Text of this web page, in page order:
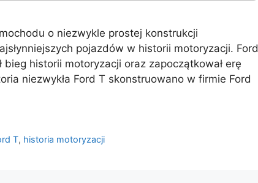
o niezwykle prostej konstrukcji
pojazdów w historii motoryzacji. Ford
historii motoryzacji oraz zapoczątkował erę
niezwykła Ford T skonstruowano w firmie Ford
T, historia motoryzacji